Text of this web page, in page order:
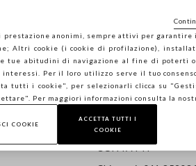
blu Pantaloni con
in lino Pantaloni in
CONTATTI
prestazione anonimi, sempre attivi per garantire
Altri cookie (i cookie di profilazione),
tue abitudini di navigazione al fine di poterti
Per il loro utilizzo serve il tuo
tutti i cookie", per selezionarli clicca su
Per maggiori informazioni consulta la
COOKIE
ACCETTA TUTTI I
COOKIE